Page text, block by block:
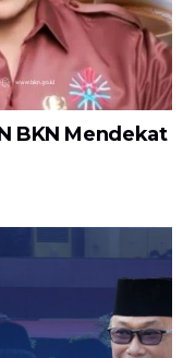
BKN Mendekat